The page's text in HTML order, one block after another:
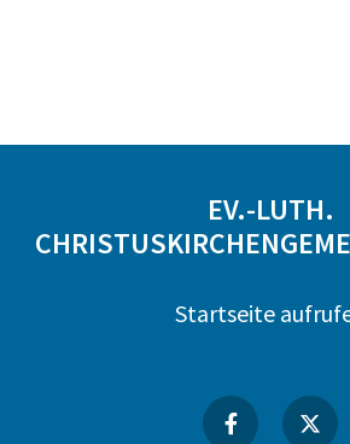
EV.-LUTH.
Startseite